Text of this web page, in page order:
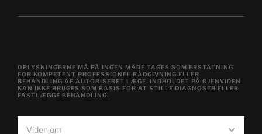
Viden om
OPLYSNINGERNE MÅ PÅ INGEN MÅDE TAGES SOM ERSTATNING
FOR KOMPETENT PROFESSIONEL RÅDGIVNING ELLER
BEHANDLING AF AUTORISERET LÆGE. INDHOLDET PÅ ØJENVIDEN
KAN IKKE BRUGES SOM BASIS FOR AT STILLE DIAGNOSER ELLER
FASTLÆGGE BEHANDLING.